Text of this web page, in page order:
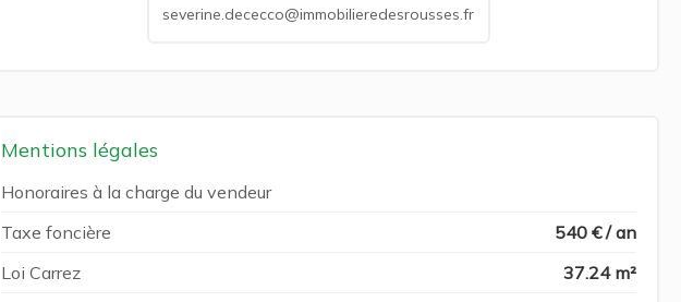
severine.dececco@immobilieredesrousses.fr
Mentions légales
Honoraires à la charge du vendeur
Taxe foncière
540 € / an
Loi Carrez
37.24 m²